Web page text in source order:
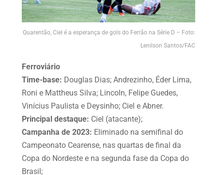
Quarentão, Ciel é a esperança de gols do Ferrão na Série D – Foto:
Lenilson Santos/FAC
Ferroviário
Time-base: Douglas Dias; Andrezinho, Éder Lima,
Roni e Mattheus Silva; Lincoln, Felipe Guedes,
Vinícius Paulista e Deysinho; Ciel e Abner.
Principal destaque: Ciel (atacante);
Campanha de 2023: Eliminado na semifinal do
Campeonato Cearense, nas quartas de final da
Copa do Nordeste e na segunda fase da Copa do
Brasil;